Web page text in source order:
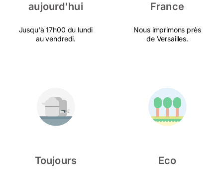
aujourd'hui
Jusqu'à 17h00 du lundi
au vendredi.
France
Nous imprimons près
de Versailles.
Toujours
Eco